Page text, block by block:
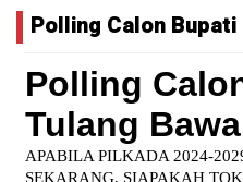
Polling Calon Bupati